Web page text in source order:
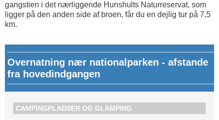
gangstien i det nærliggende Hunshults Naturreservat, som
ligger på den anden side af broen, får du en dejlig tur på 7,5
km.
Overnatning nær nationalparken - afstande
fra hovedindgangen
CAMPINGPLADSER OG GLAMPING